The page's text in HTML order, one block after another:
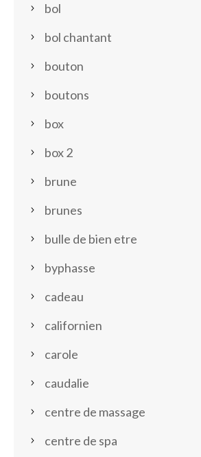
bol
bol chantant
bouton
boutons
box
box 2
brune
brunes
bulle de bien etre
byphasse
cadeau
californien
carole
caudalie
centre de massage
centre de spa